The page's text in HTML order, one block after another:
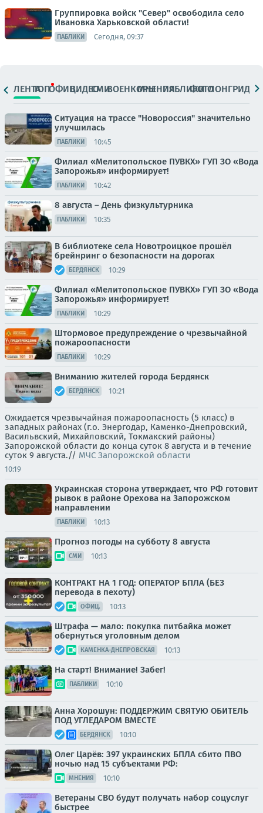
Группировка войск "Север" освободила село
Ивановка Харьковской области!
ПАБЛИКИ Сегодня, 09:37
ЛЕНТАТОПОФИЦ.ВИДЕОСМИВОЕНКОРЫМНЕНИЯПАБЛИКИ
ФОТОЛОНГРИДЫ
Ситуация на трассе "Новороссия" значительно
улучшилась
ПАБЛИКИ 10:45
Филиал «Мелитопольское ПУВКХ» ГУП ЗО «Вода
Запорожья» информирует!
ПАБЛИКИ 10:42
8 августа – День физкультурника
ПАБЛИКИ 10:35
В библиотеке села Новотроицкое прошёл
брейнринг о безопасности на дорогах
БЕРДЯНСК 10:29
Филиал «Мелитопольское ПУВКХ» ГУП ЗО «Вода
Запорожья» информирует!
ПАБЛИКИ 10:29
Штормовое предупреждение о чрезвычайной
пожароопасности
ПАБЛИКИ 10:29
Вниманию жителей города Бердянск
БЕРДЯНСК 10:21
Ожидается чрезвычайная пожароопасность (5 класс) в
западных районах (г.о. Энергодар, Каменко-Днепровский,
Васильвский, Михайловский, Токмакский районы)
Запорожской области до конца суток 8 августа и в течение
суток 9 августа.// МЧС Запорожской области
10:19
Украинская сторона утверждает, что РФ готовит
рывок в районе Орехова на Запорожском
направлении
ПАБЛИКИ 10:13
Прогноз погоды на субботу 8 августа
СМИ 10:13
КОНТРАКТ НА 1 ГОД: ОПЕРАТОР БПЛА (БЕЗ
перевода в пехоту)
ОФИЦ. 10:13
Штрафа — мало: покупка питбайка может
обернуться уголовным делом
КАМЕНКА-ДНЕПРОВСКАЯ 10:13
На старт! Внимание! Забег!
ПАБЛИКИ 10:10
Анна Хорошун: ПОДДЕРЖИМ СВЯТУЮ ОБИТЕЛЬ
ПОД УГЛЕДАРОМ ВМЕСТЕ
БЕРДЯНСК 10:10
Олег Царёв: 397 украинских БПЛА сбито ПВО
ночью над 15 субъектами РФ:
МНЕНИЯ 10:10
Ветераны СВО будут получать набор соцуслуг
быстрее